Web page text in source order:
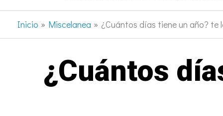
Inicio Miscelanea ¿Cuántos días tiene un año?
¿Cuántos